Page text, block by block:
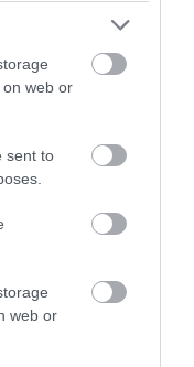
web or
sent to
web or
Ολλανδή
πνίγηκε